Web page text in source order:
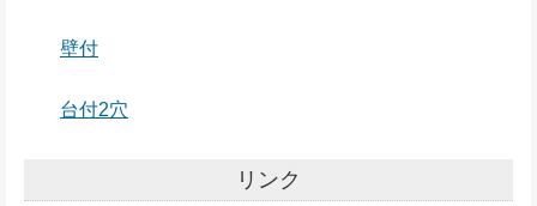
壁付
台付2穴
リンク